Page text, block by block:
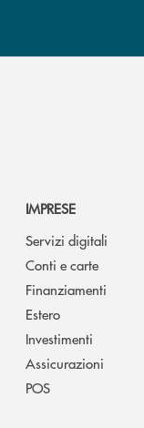
IMPRESE
Servizi digitali
Conti e carte
Finanziamenti
Estero
Investimenti
Assicurazioni
POS